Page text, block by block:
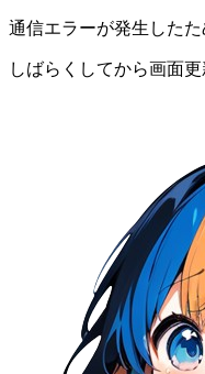
通信エラーが発生したた
しばらくしてから画面